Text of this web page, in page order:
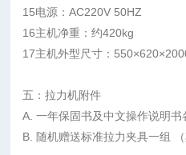
15电源：AC220V 50HZ
16主机净重：约420kg
17主机外型尺寸：
五：拉力机附件
A. 一年保固书及中文操
B. 随机赠送标准拉力夹具